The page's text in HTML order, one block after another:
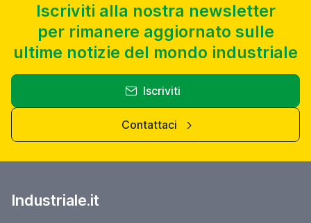
Iscriviti alla nostra newsletter
per rimanere aggiornato sulle
ultime notizie del mondo industriale
Iscriviti
Contattaci
Industriale.it